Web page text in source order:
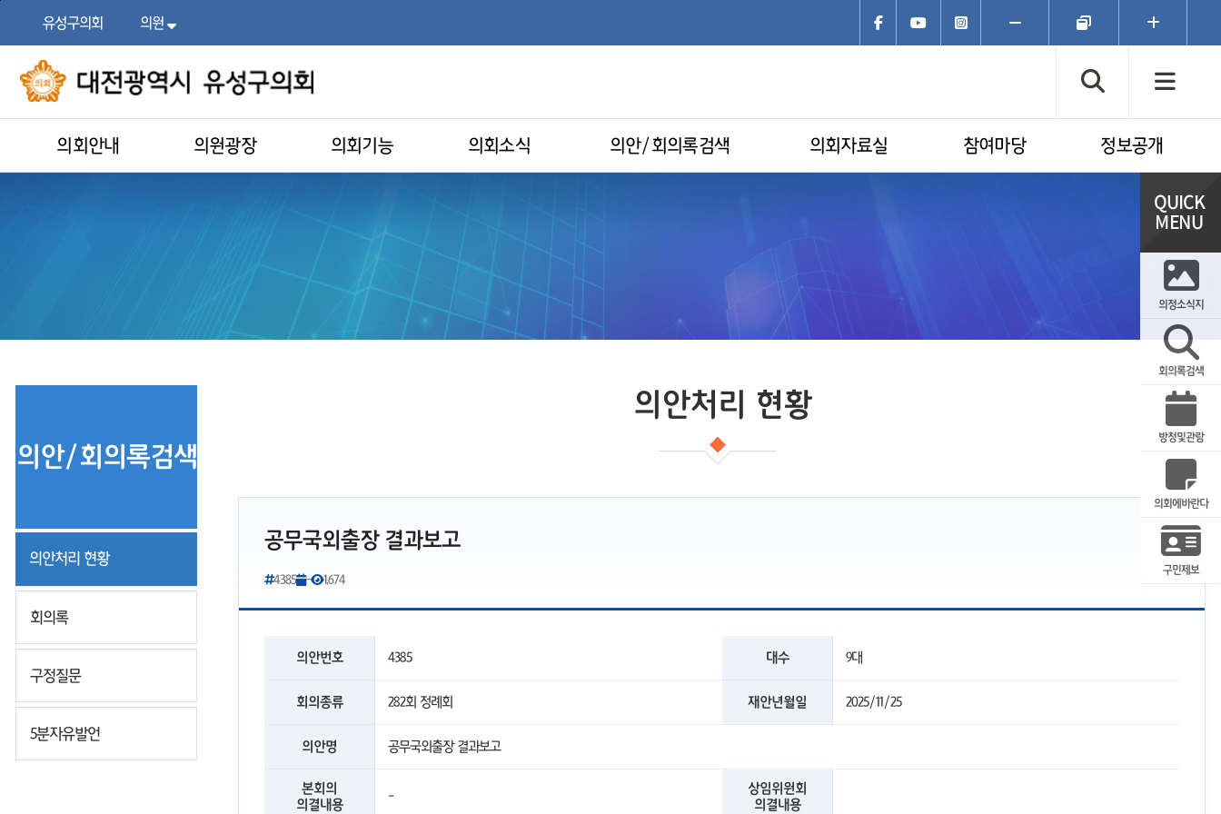
유성구의회 의원 목록
열기
페이스북유튜브 인스타그램폰트크기
폰트크기
폰트크기
검색창 열기
전체
의회안내 의원광장 의회기능 의회소식 의안/회의록검색 의회자료실 참여마당 정보공개
의안/회의록검색
의안처리 현황
회의록
구정질문
5분자유발언
의안처리 현황
공무국외출장 결과보고
4385 - 1,674
의안번호 4385 대수 9대
회의종류 282회 정례회 재안년월일 2025/11/25
의안명 공무국외출장 결과보고
본회의
의결내용
-
상임위원회
의결내용
의정소식지
회의록검색
방청및관람
의회에바란다
구민제보